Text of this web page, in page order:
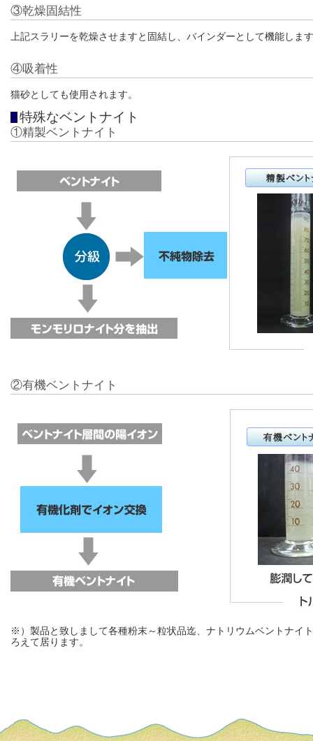
③乾燥固結性
上記スラリーを乾燥させますと固結し、バインダーとして機能しま
④吸着性
猫砂としても使用されます。
特殊なベントナイト
①精製ベントナイト
②有機ベントナイト
※）製品と致しまして各種粉末～粒状品迄、ナトリウムベントナイ
ろえて居ります。